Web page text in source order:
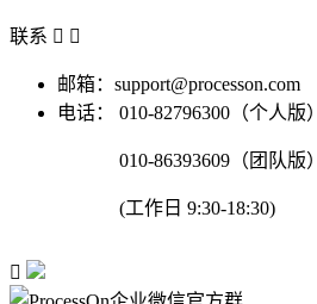
联系  
邮箱：support@processon.com
电话：
010-82796300（个人版）
010-86393609（团队版）
(工作日 9:30-18:30)
